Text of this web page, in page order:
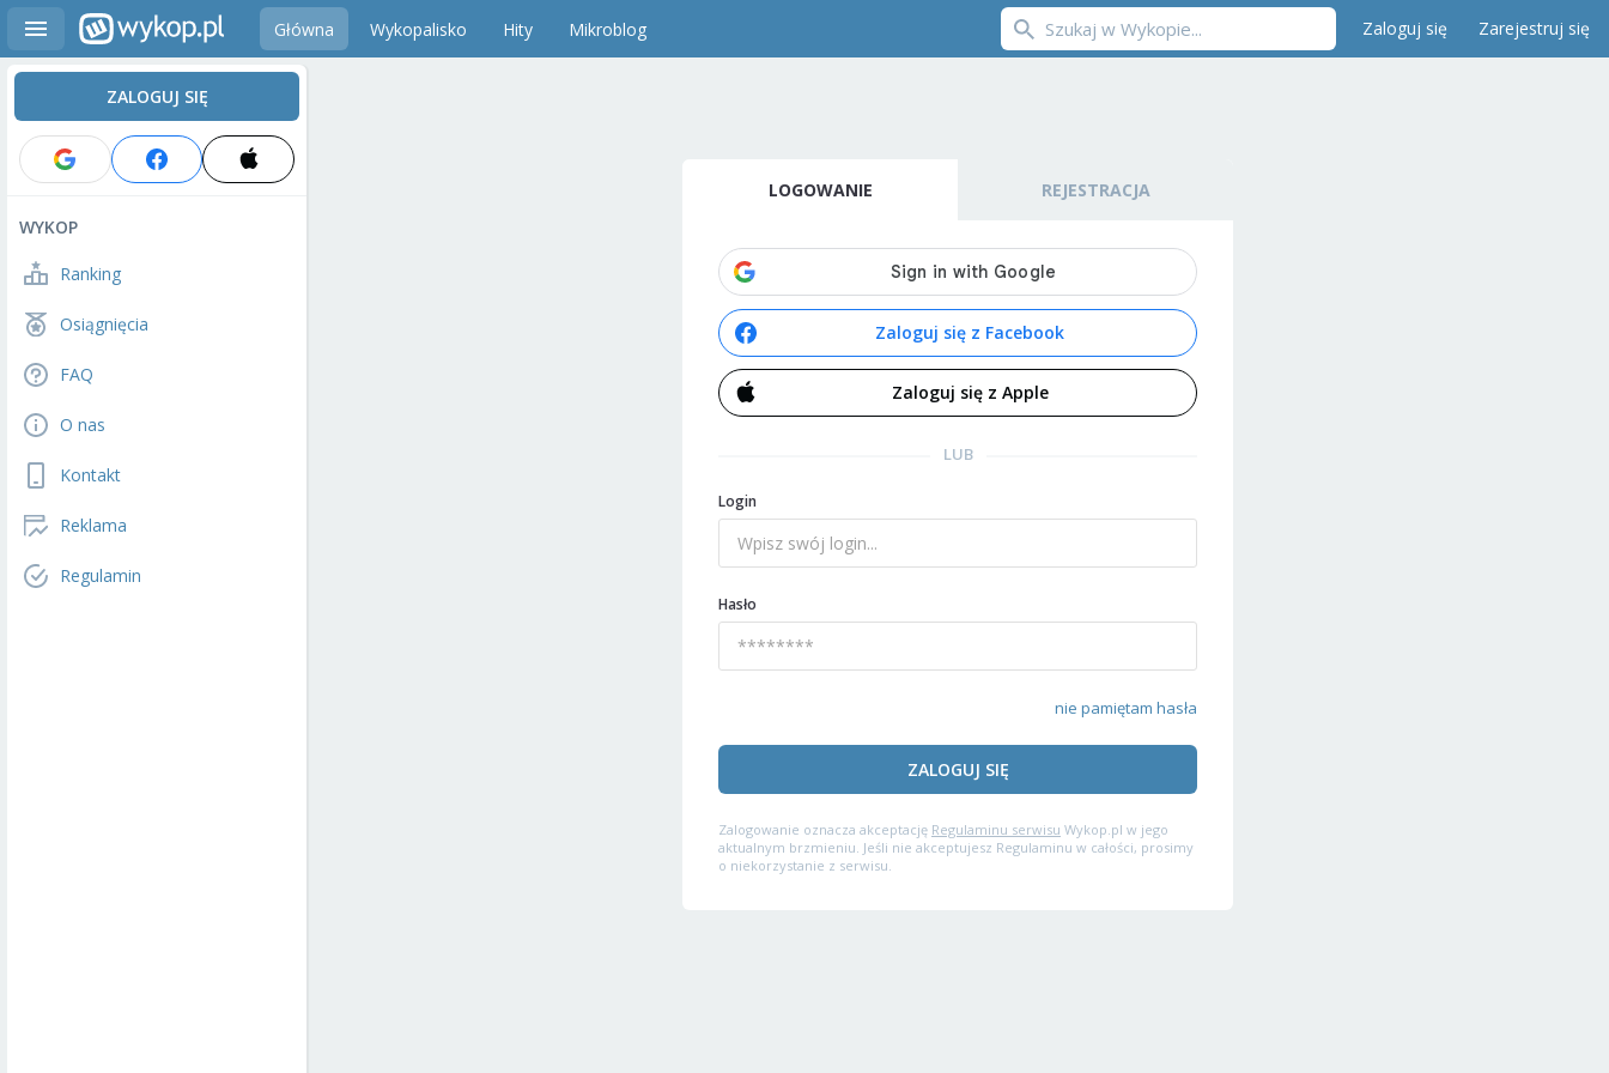
Główna Wykopalisko Hity Mikroblog Zaloguj się Zarejestruj się
ZALOGUJ SIĘ
WYKOP
Ranking
Osiągnięcia
FAQ
O nas
Kontakt
Reklama
Regulamin
LOGOWANIE REJESTRACJA
Zaloguj się z Facebook
Zaloguj się z Apple
LUB
Login
Hasło
nie pamiętam hasła
ZALOGUJ SIĘ
Zalogowanie oznacza akceptację Regulaminu serwisu Wykop.pl w jego
aktualnym brzmieniu. Jeśli nie akceptujesz Regulaminu w całości, prosimy
o niekorzystanie z serwisu.